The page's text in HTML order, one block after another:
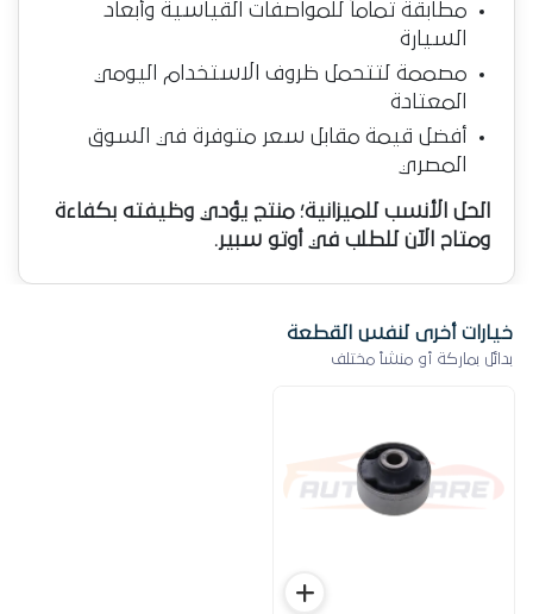
مطابقة تماماً للمواصفات القياسية وأبعاد
السيارة
مصممة لتتحمل ظروف الاستخدام اليومي
المعتادة
أفضل قيمة مقابل سعر متوفرة في السوق
المصري
الحل الأنسب للميزانية؛ منتج يؤدي وظيفته بكفاءة
ومتاح الآن للطلب في أوتو سبير.
خيارات أخرى لنفس القطعة
بدائل بماركة أو منشأ مختلف